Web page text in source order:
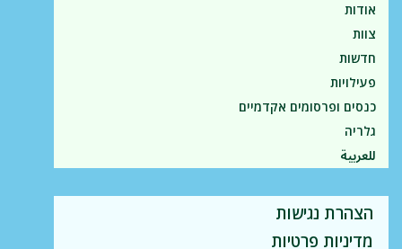
אודות
צוות
חדשות
פעילויות
כנסים ופרסומים אקדמיים
גלריה
للعربية
הצהרת נגישות
מדיניות פרטיות